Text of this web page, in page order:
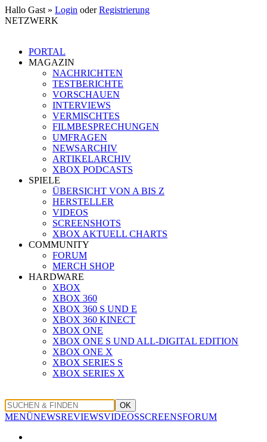
Hallo Gast » Login oderRegistrierung
NETZWERK
PORTAL
MAGAZIN
NACHRICHTEN
TESTBERICHTE
VORSCHAUEN
INTERVIEWS
VERMISCHTES
FILMBESPRECHUNGEN
UMFRAGEN
NEWSARCHIV
ARTIKELARCHIV
XBOX PODCASTS
SPIELE
ÜBERSICHT VON A BIS Z
HERSTELLER
VIDEOS
SCREENSHOTS
XBOX AKTUELL CHARTS
COMMUNITY
FORUM
MERCH SHOP
HARDWARE
XBOX
XBOX 360
XBOX 360 S UND E
XBOX 360 KINECT
XBOX ONE
XBOX ONE S UND ALL-DIGITAL EDITION
XBOX ONE X
XBOX SERIES S
XBOX SERIES X
OK
MENÜNEWSREVIEWSVIDEOSSCREENSFORUM